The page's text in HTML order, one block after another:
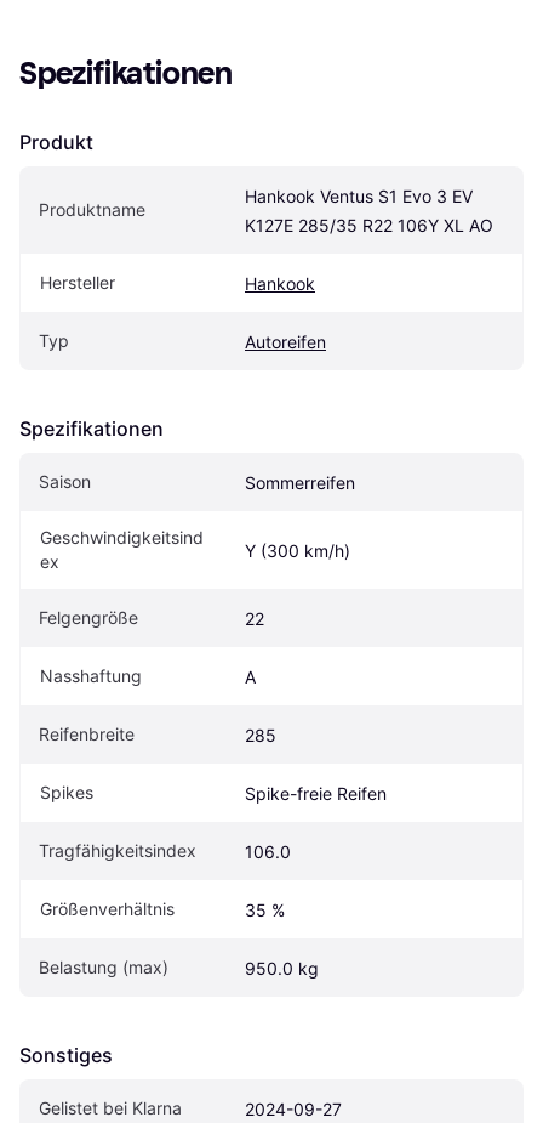
Spezifikationen
Produkt
Produktname
Hankook Ventus S1 Evo 3 EV
K127E 285/35 R22 106Y XL AO
Hersteller Hankook
Typ Autoreifen
Spezifikationen
Saison Sommerreifen
Geschwindigkeitsind
ex
Y (300 km/h)
Felgengröße 22
Nasshaftung A
Reifenbreite 285
Spikes Spike-freie Reifen
Tragfähigkeitsindex 106.0
Größenverhältnis 35 %
Belastung (max) 950.0 kg
Sonstiges
Gelistet bei Klarna 2024-09-27